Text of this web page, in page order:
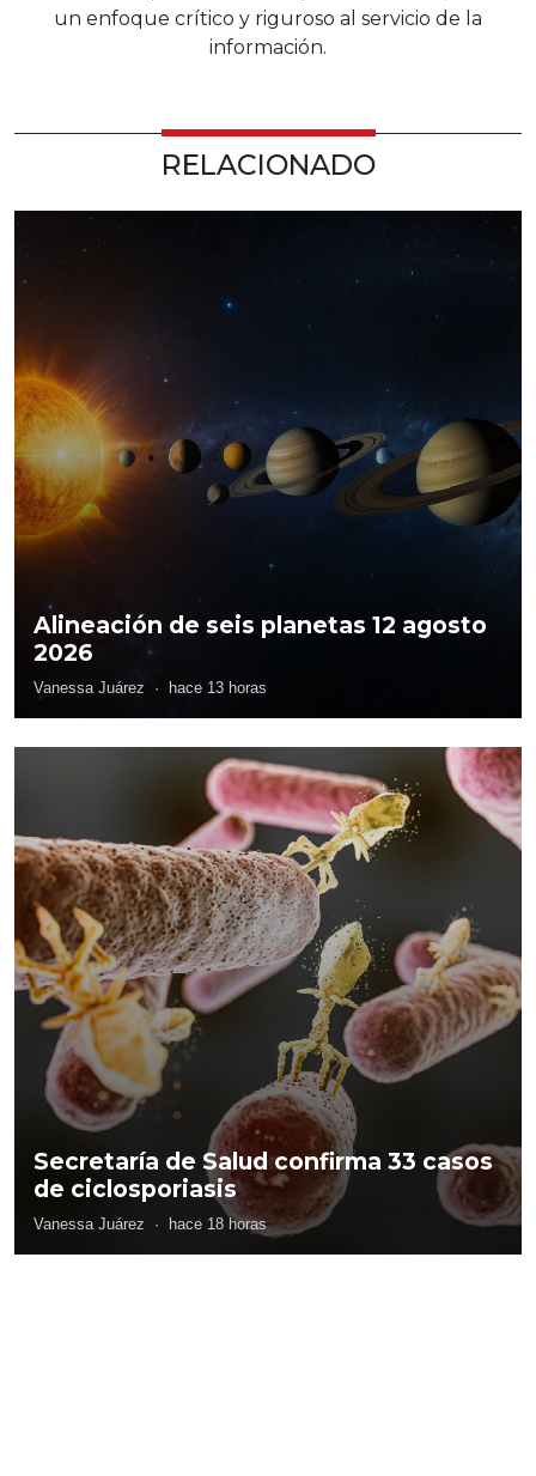
un enfoque crítico y riguroso al servicio de la
información.
RELACIONADO
Alineación de seis planetas 12 agosto
2026
Vanessa Juárez · hace 13 horas
Secretaría de Salud confirma 33 casos
de ciclosporiasis
Vanessa Juárez · hace 18 horas